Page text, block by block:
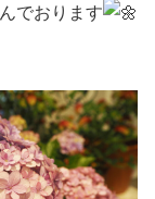
でおります